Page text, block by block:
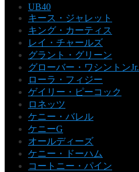
UB40
キース・ジャレット
キング・カーティス
レイ・チャールズ
グラント・グリーン
グローバー・ワシントンJr.
ローラ・フィジー
ゲイリー・ピーコック
ロネッツ
ケニー・バレル
ケニーG
オールディーズ
ケニー・ドーハム
コートニー・パイン